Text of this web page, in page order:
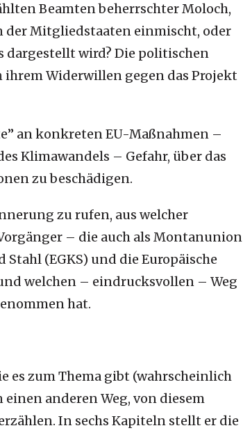
Beamten beherrschter Moloch,
Mitgliedstaaten einmischt, oder
dargestellt wird? Die politischen
Widerwillen gegen das Projekt
an konkreten EU-Maßnahmen –
Klimawandels – Gefahr, über das
zu beschädigen.
zu rufen, aus welcher
– die auch als Montanunion
(EGKS) und die Europäische
welchen – eindrucksvollen – Weg
hat.
es zum Thema gibt (wahrscheinlich
anderen Weg, von diesem
In sechs Kapiteln stellt er die